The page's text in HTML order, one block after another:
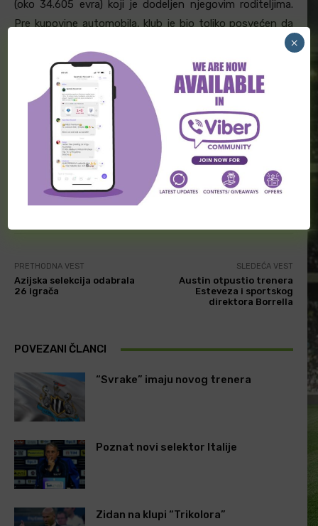
(oko 34.605 evra) koji je dodeljen njegovim roditeljima.
Pre kupovine automobila, klub je bio toliko posvećen da
mu je obezbedio privatnog vozača za prevoz na treninge
i sa treninga Marseille-a.
Arsenal
Francuska reprezentacija
Manchester City
Marseille omladinski fudbal Samir Nasri
Facebook Twitter
PRETHODNA VEST
Azijska selekcija odabrala
26 igrača
SLEDEĆA VEST
Austin otpustio trenera
Esteveza i sportskog
direktora Borrella
POVEZANI ČLANCI
“Svrake” imaju novog trenera
Poznat novi selektor Italije
Zidan na klupi “Trikolora”
×